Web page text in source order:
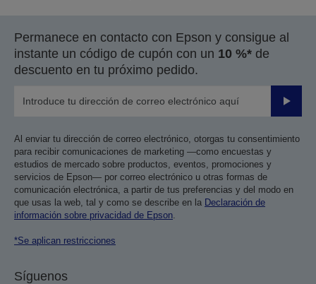
Permanece en contacto con Epson y consigue al
instante un código de cupón con un 10 %* de
descuento en tu próximo pedido.
Enviar
Al enviar tu dirección de correo electrónico, otorgas tu consentimiento
para recibir comunicaciones de marketing —como encuestas y
estudios de mercado sobre productos, eventos, promociones y
servicios de Epson— por correo electrónico u otras formas de
comunicación electrónica, a partir de tus preferencias y del modo en
que usas la web, tal y como se describe en la Declaración de
información sobre privacidad de Epson
*Se aplican restricciones
Síguenos